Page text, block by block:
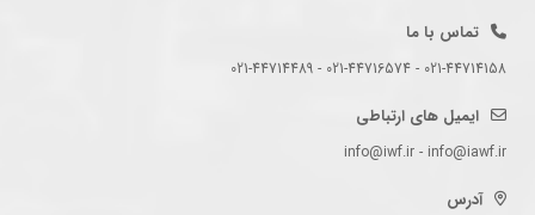
تماس با ما
021-44714158 - 021-44716574 - 021-44714489
ایمیل های ارتباطی
info@iwf.ir - info@iawf.ir
آدرس